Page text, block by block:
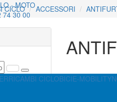
- MOTO
74 30 00
RICAMBI CICLOBICIE-MOBILITY
CICLO ACCESSORI